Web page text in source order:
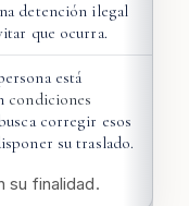
su finalidad.
detención ilegal
que ocurra.
está
condiciones
corregir esos
su traslado.